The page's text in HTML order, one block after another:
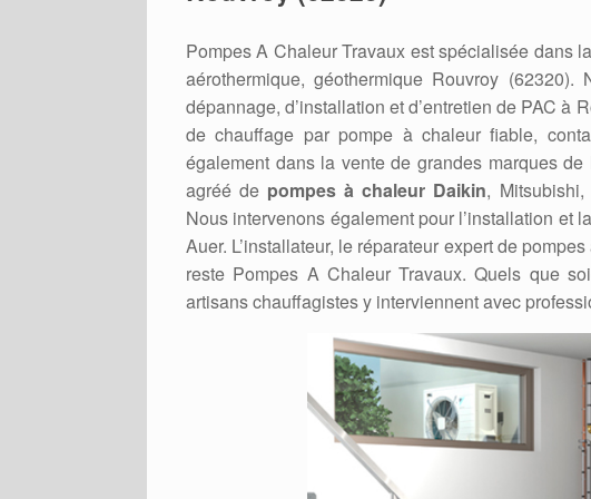
Pompes A Chaleur Travaux est spécialisée dans
aérothermique, géothermique Rouvroy
dépannage, d’installation et d’entretien de PAC à
de chauffage par pompe à chaleur fiable,
également dans la vente de grandes marques
agréé de pompes à chaleur Daikin,
Nous intervenons également pour l’installation et
Auer. L’installateur, le réparateur expert de
reste Pompes A Chaleur Travaux. Quels que
artisans chauffagistes y interviennent avec